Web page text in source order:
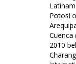
Potosí
Cuenca
2010